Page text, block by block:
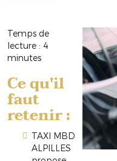
Temps de
lecture : 4
minutes
Ce qu'il
faut
retenir :
TAXI MBD
ALPILLES